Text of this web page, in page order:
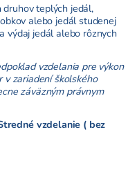
teplých jedál,
alebo jedál studenej
výdaj jedál alebo rôznych
vzdelania pre výkon
v zariadení školského
záväzným právnym
vzdelanie ( bez